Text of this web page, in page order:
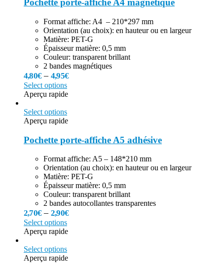
Pochette porte-affiche A4 magnétique
Format affiche: A4 – 210*297 mm
Orientation (au choix): en hauteur ou en largeur
Matière: PET-G
Épaisseur matière: 0,5 mm
Couleur: transparent brillant
2 bandes magnétiques
4,80€–4,95€
Select options
Aperçu rapide
Select options
Aperçu rapide
Pochette porte-affiche A5 adhésive
Format affiche: A5 – 148*210 mm
Orientation (au choix): en hauteur ou en largeur
Matière: PET-G
Épaisseur matière: 0,5 mm
Couleur: transparent brillant
2 bandes autocollantes transparentes
2,70€–2,90€
Select options
Aperçu rapide
Select options
Aperçu rapide